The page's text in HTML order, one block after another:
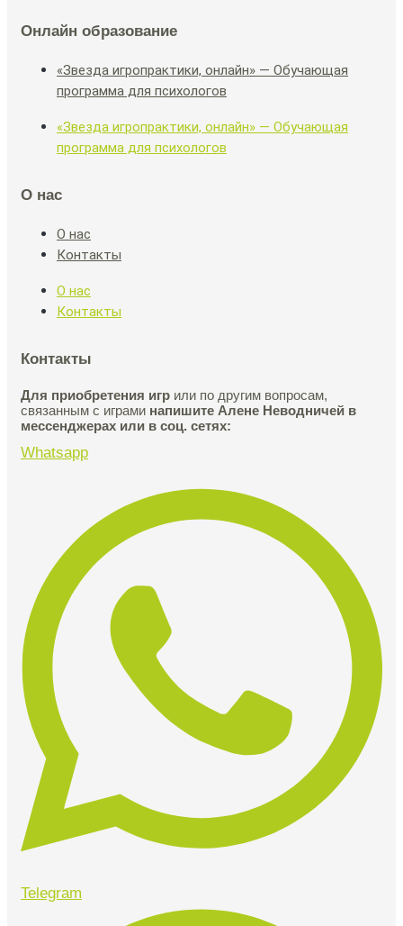
Онлайн образование
«Звезда игропрактики, онлайн» — Обучающая
программа для психологов
«Звезда игропрактики, онлайн» — Обучающая
программа для психологов
О нас
О нас
Контакты
О нас
Контакты
Контакты
Для приобретения игр или по другим вопросам,
связанным с играми напишите Алене Неводничей в
мессенджерах или в соц. сетях:
Whatsapp
Telegram